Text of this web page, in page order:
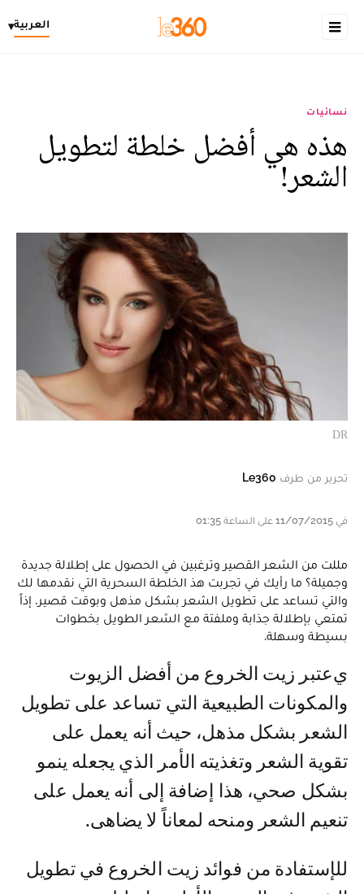
العربية▾
نسائيات
هذه هي أفضل خلطة لتطويل
الشعر!
DR
تحرير من طرف Le360
في 11/07/2015 على الساعة 01:35
مللت من الشعر القصير وترغبين في الحصول على إطلالة جديدة
وجميلة؟ ما رأيك في تجربت هذ الخلطة السحرية التي نقدمها لك
والتي تساعد على تطويل الشعر بشكل مذهل وبوقت قصير، إذاً
تمتعي بإطلالة جذابة وملفتة مع الشعر الطويل بخطوات
بسيطة وسهلة.
يعتبر زيت الخروع من أفضل الزيوت
والمكونات الطبيعية التي تساعد على تطويل
الشعر بشكل مذهل، حيث أنه يعمل على
تقوية الشعر وتغذيته الأمر الذي يجعله ينمو
بشكل صحي، هذا إضافة إلى أنه يعمل على
تنعيم الشعر ومنحه لمعاناً لا يضاهى.
للإستفادة من فوائد زيت الخروع في تطويل